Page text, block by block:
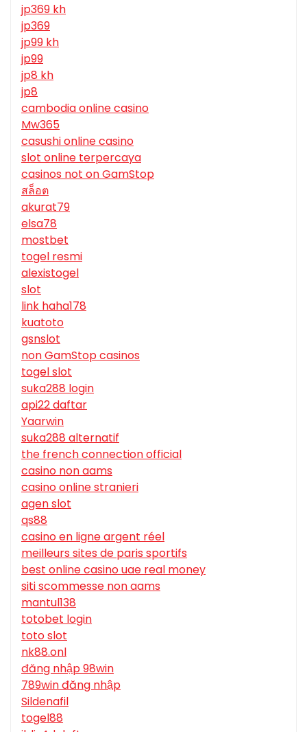
jp369 kh
jp369
jp99 kh
jp99
jp8 kh
jp8
cambodia online casino
Mw365
casushi online casino
slot online terpercaya
casinos not on GamStop
สล็อต
akurat79
elsa78
mostbet
togel resmi
alexistogel
slot
link haha178
kuatoto
gsnslot
non GamStop casinos
togel slot
suka288 login
api22 daftar
Yaarwin
suka288 alternatif
the french connection official
casino non aams
casino online stranieri
agen slot
qs88
casino en ligne argent réel
meilleurs sites de paris sportifs
best online casino uae real money
siti scommesse non aams
mantul138
totobet login
toto slot
nk88.onl
đăng nhập 98win
789win đăng nhập
Sildenafil
togel88